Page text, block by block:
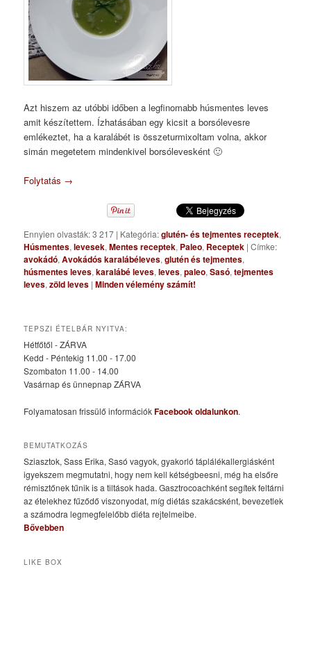
Azt hiszem az utóbbi időben a legfinomabb húsmentes leves
amit készítettem. Ízhatásában egy kicsit a borsólevesre
emlékeztet, ha a karalábét is összeturmixoltam volna, akkor
simán megetetem mindenkivel borsólevesként 🙂
Folytatás →
Ennyien olvasták: 3 217 | Kategória:glutén- és tejmentes receptek,
Húsmentes,levesek,Mentes receptek, Paleo, Receptek |Címke:
avokádó,Avokádós karalábéleves,glutén és tejmentes,
húsmentes leves,karalábé leves,leves,paleo,Sasó,tejmentes
leves,zöld leves |Minden vélemény számít!
TEPSZI ÉTELBÁR NYITVA:
Hétfőtől - ZÁRVA
Kedd - Péntekig 11.00 - 17.00
Szombaton 11.00 - 14.00
Vasárnap és ünnepnap ZÁRVA
Folyamatosan frissülő információkFacebook oldalunkon.
BEMUTATKOZÁS
Sziasztok, Sass Erika, Sasó vagyok, gyakorló táplálékallergiásként
igyekszem megmutatni, hogy nem kell kétségbeesni, még ha elsőre
rémisztőnek tűnik is a tiltások hada. Gasztrocoachként segítek feltárni
az ételekhez fűződő viszonyodat, míg diétás szakácsként, bevezetlek
a számodra legmegfelelőbb diéta rejtelmeibe.
Bővebben
LIKE BOX